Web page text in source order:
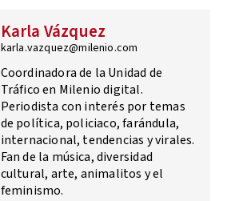
Karla Vázquez
karla.vazquez@milenio.com
Coordinadora de la Unidad de
Tráfico en Milenio digital.
Periodista con interés por temas
de política, policiaco, farándula,
internacional, tendencias y virales.
Fan de la música, diversidad
cultural, arte, animalitos y el
feminismo.